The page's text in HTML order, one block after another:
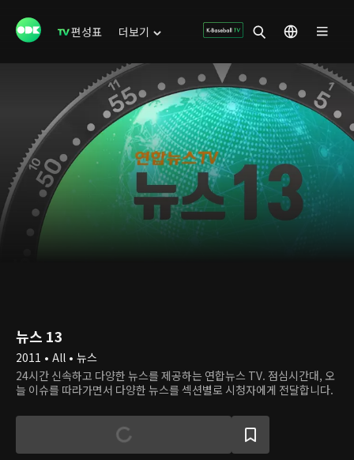
편성표 더보기
뉴스 13
2011 • All • 뉴스
24시간 신속하고 다양한 뉴스를 제공하는 연합뉴스 TV. 점심시간대, 오
늘 이슈를 따라가면서 다양한 뉴스를 섹션별로 시청자에게 전달합니다.